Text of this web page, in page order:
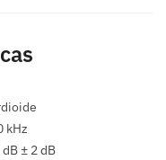
kHz
± 2 dB